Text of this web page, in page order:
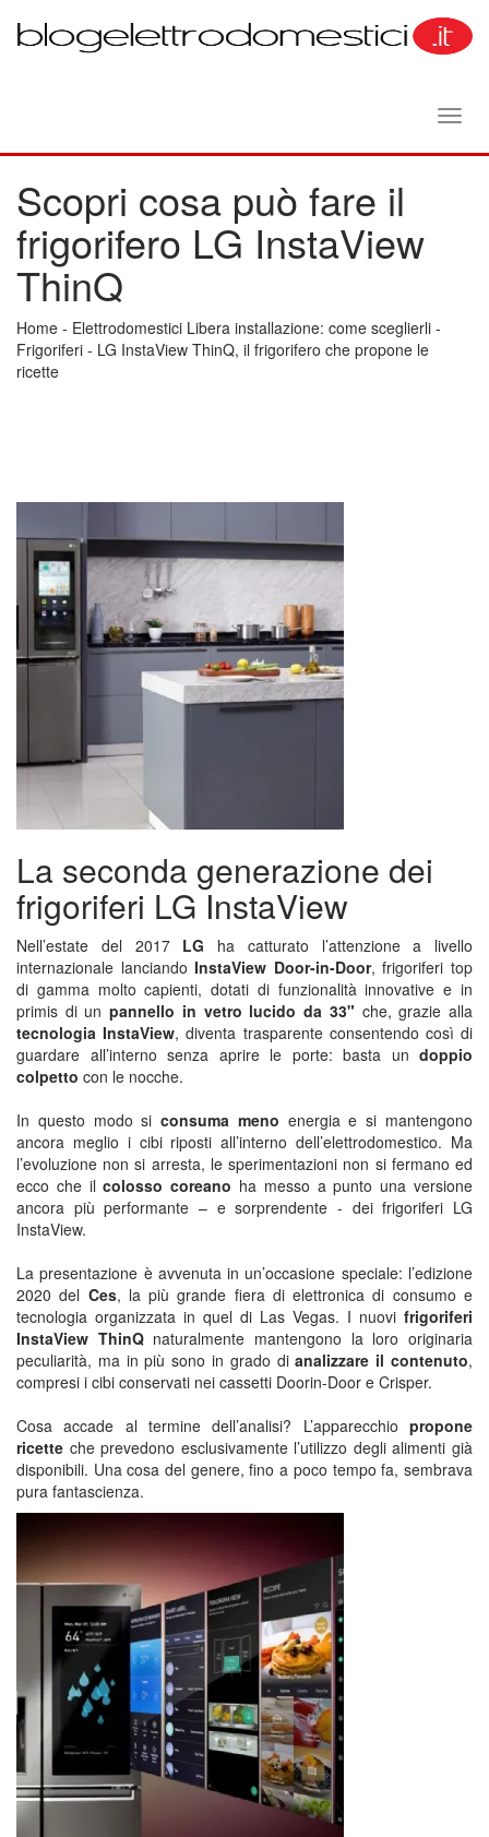
Scopri cosa può fare il
frigorifero LG InstaView
ThinQ
Home - Elettrodomestici Libera installazione: come sceglierli -
Frigoriferi - LG InstaView ThinQ, il frigorifero che propone le
ricette
La seconda generazione dei
frigoriferi LG InstaView
Nell’estate del 2017 LG ha catturato l’attenzione a livello
internazionale lanciandoInstaView Door-in-Door, frigoriferi top
di gamma molto capienti, dotati di funzionalità innovative e in
primis di unpannello in vetro lucido da 33" che, grazie alla
tecnologia InstaView, diventa trasparente consentendo così di
guardare all’interno senza aprire le porte: basta un doppio
colpetto con le nocche.
In questo modo siconsuma meno energia e si mantengono
ancora meglio i cibi riposti all’interno dell’elettrodomestico. Ma
l’evoluzione non si arresta, le sperimentazioni non si fermano ed
ecco che ilcolosso coreano ha messo a punto una versione
ancora più performante – e sorprendente - dei frigoriferi LG
InstaView.
La presentazione è avvenuta in un’occasione speciale: l’edizione
2020 del Ces, la più grande fiera di elettronica di consumo e
tecnologia organizzata in quel di Las Vegas. I nuovi frigoriferi
InstaView ThinQnaturalmente mantengono la loro originaria
peculiarità, ma in più sono in grado dianalizzare il contenuto,
compresi i cibi conservati nei cassetti Doorin-Door e Crisper.
Cosa accade al termine dell’analisi? L’apparecchio propone
ricette che prevedono esclusivamente l’utilizzo degli alimenti già
disponibili. Una cosa del genere, fino a poco tempo fa, sembrava
pura fantascienza.